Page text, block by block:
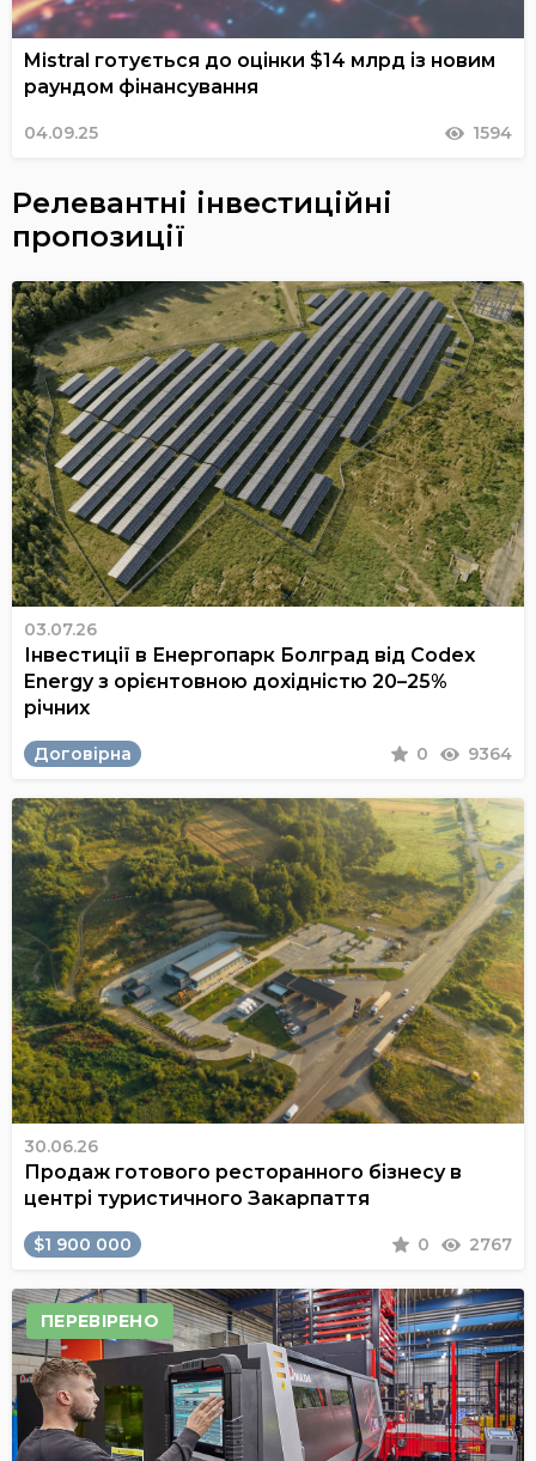
Mistral готується до оцінки $14 млрд із новим
раундом фінансування
04.09.25 1594
Релевантні інвестиційні
пропозиції
03.07.26
Інвестиції в Енергопарк Болград від Codex
Energy з орієнтовною дохідністю 20–25%
річних
Договірна 0 9364
30.06.26
Продаж готового ресторанного бізнесу в
центрі туристичного Закарпаття
$1 900 000 0 2767
ПЕРЕВІРЕНО